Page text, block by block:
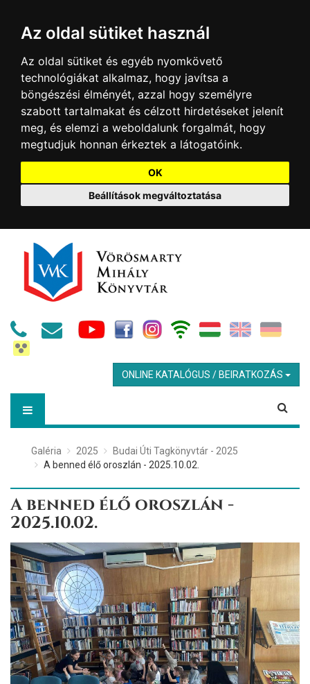
Az oldal sütiket használ
Az oldal sütiket és egyéb nyomkövető
technológiákat alkalmaz, hogy javítsa a
böngészési élményét, azzal hogy személyre
szabott tartalmakat és célzott hirdetéseket jelenít
meg, és elemzi a weboldalunk forgalmát, hogy
megtudjuk honnan érkeztek a látogatóink.
OK
Beállítások megváltoztatása
ONLINE KATALÓGUS / BEIRATKOZÁS
Galéria 2025
Budai Úti Tagkönyvtár - 2025
A benned élő oroszlán - 2025.10.02.
A benned élő oroszlán -
2025.10.02.